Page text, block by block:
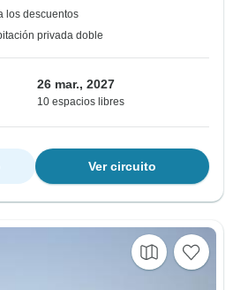
los descuentos
privada doble
26 mar., 2027
10 espacios libres
Ver circuito